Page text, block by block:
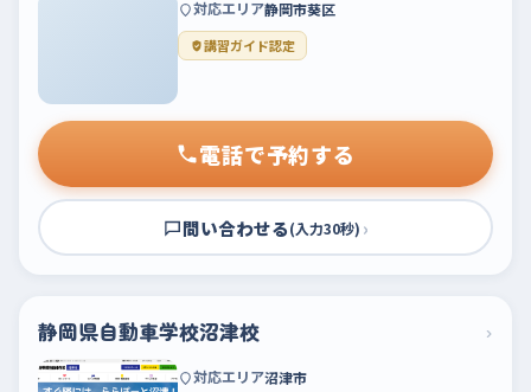
対応エリア静岡市葵区
講習ガイド認定
電話で予約する
問い合わせる(入力30秒) ›
静岡県自動車学校沼津校 ›
対応エリア沼津市